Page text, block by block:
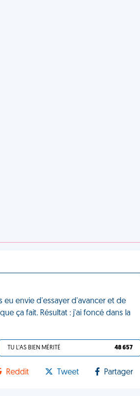
eu envie d'essayer d'avancer et de
ça fait. Résultat : j'ai foncé dans la
TU L'AS BIEN MÉRITÉ 48 657
Reddit Tweet Partager